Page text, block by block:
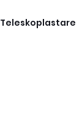
Teleskoplastare